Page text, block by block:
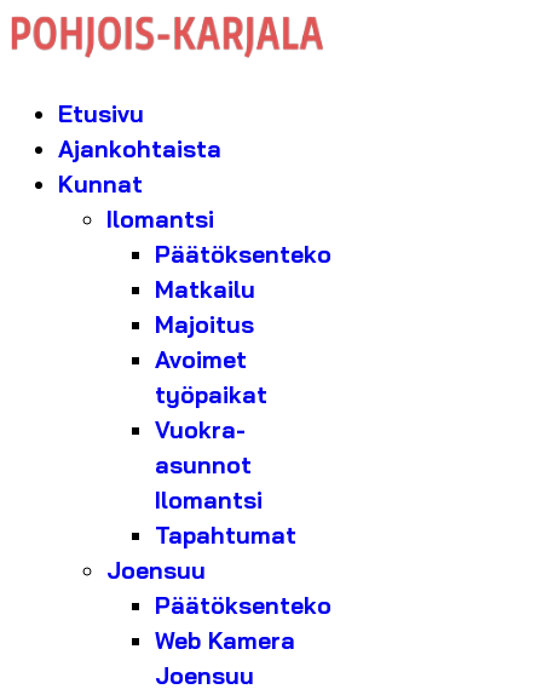
Etusivu
Ajankohtaista
Kunnat
Ilomantsi
Päätöksenteko
Matkailu
Majoitus
Avoimet
työpaikat
Vuokra-
asunnot
Ilomantsi
Tapahtumat
Joensuu
Päätöksenteko
Web Kamera
Joensuu